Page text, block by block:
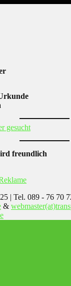
freundlich
| Tel. 089 - 76 70
&